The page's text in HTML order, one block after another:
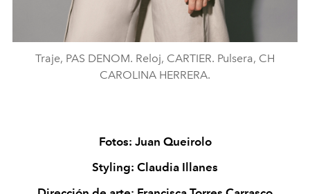
Traje, PAS DENOM. Reloj, CARTIER. Pulsera, CH
CAROLINA HERRERA.
Fotos: Juan Queirolo
Styling: Claudia Illanes